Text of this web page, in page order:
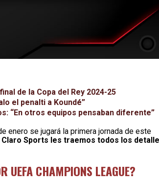
de la Copa del Rey 2024-25
el penalti a Koundé”
“En otros equipos pensaban diferente”
enero se jugará la primera jornada de este
Claro Sports les traemos todos los
UEFA CHAMPIONS LEAGUE?